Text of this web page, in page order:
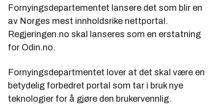
Fornyingsdepartementet lansere det som blir en
av Norges mest innholdsrike nettportal.
Regjeringen.no skal lanseres som en erstatning
for Odin.no.
Fornyingsdepartmentet lover at det skal være en
betydelig forbedret portal som tar i bruk nye
teknologier for å gjøre den brukervennlig.